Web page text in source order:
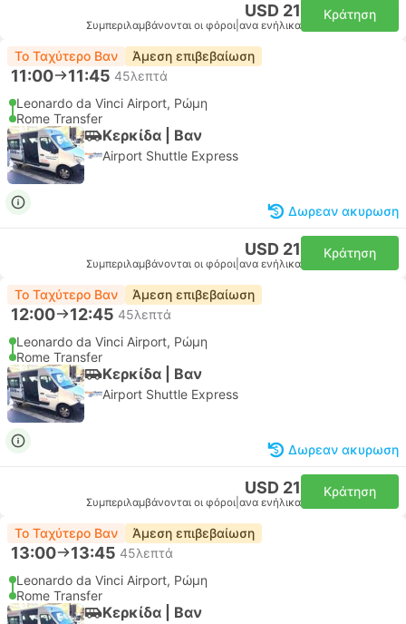
USD 21
Συμπεριλαμβάνονται οι φόροι ανα ενήλικα
Κράτηση
Το Ταχύτερο Βαν Άμεση επιβεβαίωση
11:00 11:45 45λεπτά
Leonardo da Vinci Airport, Ρώμη
Rome Transfer
Κερκίδα | Βαν
Airport Shuttle Express
Δωρεαν ακυρωση
USD 21
Συμπεριλαμβάνονται οι φόροι ανα ενήλικα
Κράτηση
Το Ταχύτερο Βαν Άμεση επιβεβαίωση
12:00 12:45 45λεπτά
Leonardo da Vinci Airport, Ρώμη
Rome Transfer
Κερκίδα | Βαν
Airport Shuttle Express
Δωρεαν ακυρωση
USD 21
Συμπεριλαμβάνονται οι φόροι ανα ενήλικα
Κράτηση
Το Ταχύτερο Βαν Άμεση επιβεβαίωση
13:00 13:45 45λεπτά
Leonardo da Vinci Airport, Ρώμη
Rome Transfer
Κερκίδα | Βαν